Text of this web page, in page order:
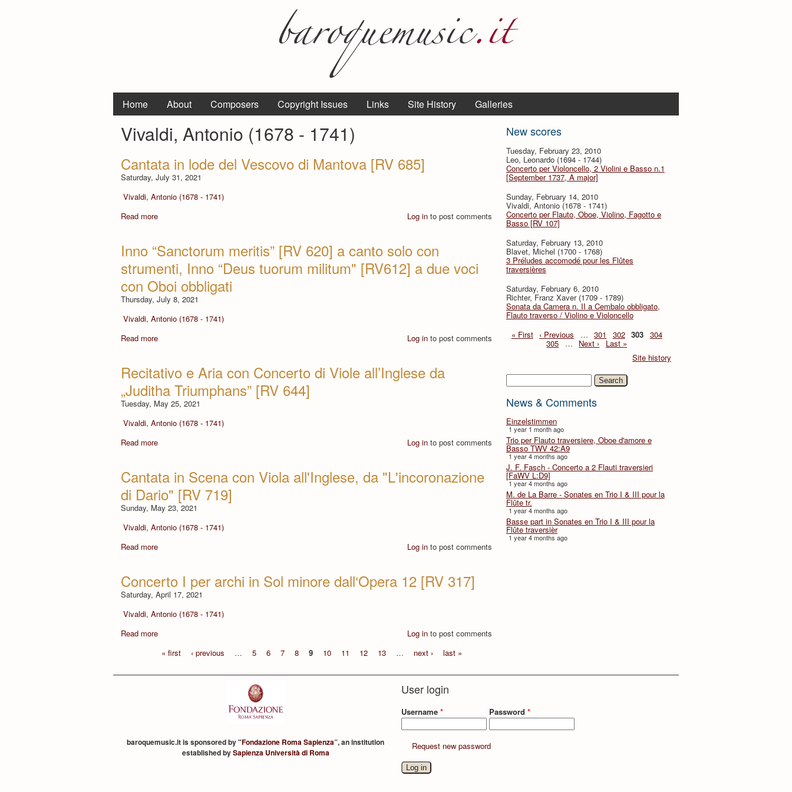
Home About Composers Copyright Issues Links Site History Galleries
New scores
Tuesday, February 23, 2010
Leo, Leonardo (1694 - 1744)
Concerto per Violoncello, 2 Violini e Basso n.1
[September 1737, A major]
Sunday, February 14, 2010
Vivaldi, Antonio (1678 - 1741)
Concerto per Flauto, Oboe, Violino, Fagotto e
Basso [RV 107]
Saturday, February 13, 2010
Blavet, Michel (1700 - 1768)
3 Préludes accomodé pour les Flûtes
traversières
Saturday, February 6, 2010
Richter, Franz Xaver (1709 - 1789)
Sonata da Camera n. II a Cembalo obbligato,
Flauto traverso / Violino e Violoncello
« First ‹ Previous … 301 302 303 304
305 … Next ›
Last »
Site history
Search
News & Comments
Einzelstimmen
1 year 1 month ago
Trio per Flauto traversiere, Oboe d'amore e
Basso TWV 42:A9
1 year 4 months ago
J. F. Fasch - Concerto a 2 Flauti traversieri
[FaWV L:D9]
1 year 4 months ago
M. de La Barre - Sonates en Trio I & III pour la
Flûte tr.
1 year 4 months ago
Basse part in Sonates en Trio I & III pour la
Flûte traversièr
1 year 4 months ago
Vivaldi, Antonio (1678 - 1741)
Cantata in lode del Vescovo di Mantova [RV 685]
Saturday, July 31, 2021
Vivaldi, Antonio (1678 - 1741)
Read more
Log in to post comments
Inno “Sanctorum meritis” [RV 620] a canto solo con
strumenti, Inno “Deus tuorum militum" [RV612] a due voci
con Oboi obbligati
Thursday, July 8, 2021
Vivaldi, Antonio (1678 - 1741)
Read more
Log in to post comments
Recitativo e Aria con Concerto di Viole all’Inglese da
„Juditha Triumphans” [RV 644]
Tuesday, May 25, 2021
Vivaldi, Antonio (1678 - 1741)
Read more
Log in to post comments
Cantata in Scena con Viola all'Inglese, da "L'incoronazione
di Dario" [RV 719]
Sunday, May 23, 2021
Vivaldi, Antonio (1678 - 1741)
Read more
Log in to post comments
Concerto I per archi in Sol minore dall‘Opera 12 [RV 317]
Saturday, April 17, 2021
Vivaldi, Antonio (1678 - 1741)
Read more
Log in to post comments
« first
‹ previous … 5 6 7 8 9 10 11 12 13 … next › last »
baroquemusic.it is sponsored by "Fondazione Roma Sapienza”, an institution
established bySapienza Università di Roma
User login
Username* Password*
Request new password